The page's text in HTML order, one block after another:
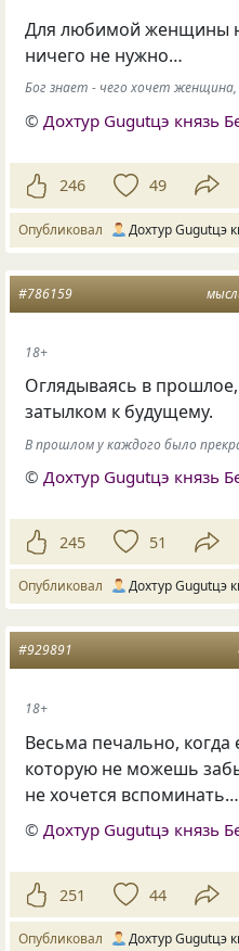
Для любимой женщины
ничего не нужно…
Бог знает - чего хочет
© Дохтур Gugutцэ князь
246 49
Опубликовал Дохтур Gugutцэ
#786159
18+
Оглядываясь в
затылком к будущему.
В прошлом у каждого было
©Дохтур Gugutцэ князь
245 51
Опубликовал Дохтур Gugutцэ
#929891
18+
Весьма печально,
которую не можешь
не хочется вспоминать…
©Дохтур Gugutцэ князь
251 44
Опубликовал Дохтур Gugutцэ